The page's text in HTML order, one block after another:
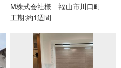
M株式会社様福山市川口町
工期:約1週間